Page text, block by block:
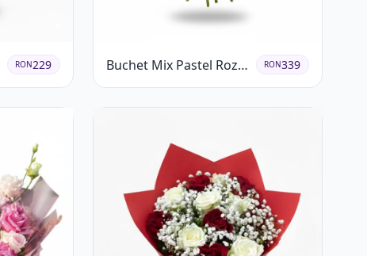
RON229
Buchet Mix Pastel Roz
și Alb
RON339